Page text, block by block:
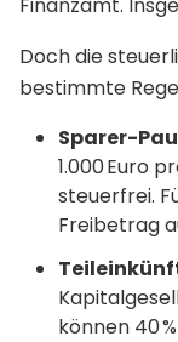
Doch die
bestimmte
Sparer-
1.000 Euro
steuerfrei.
Freibetrag
können 40